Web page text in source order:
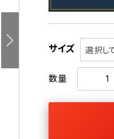
サイズ 選択し
数量